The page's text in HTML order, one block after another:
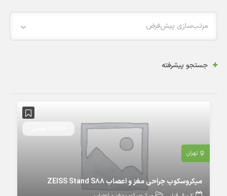
مرتب‌سازی پیش‌فرض
جستجو پیشرفته
تهران
میکروسکوپ جراحی مغز و اعصاب ZEISS Stand S88